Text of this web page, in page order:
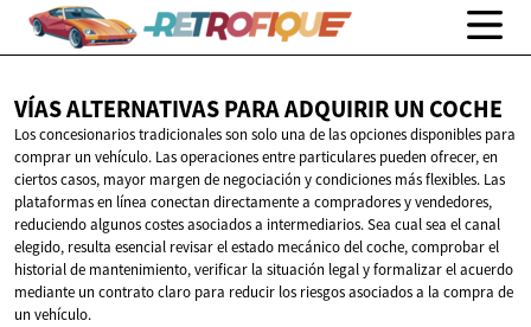
VÍAS ALTERNATIVAS PARA ADQUIRIRUN COCHE
Los concesionarios tradicionales son solo una de las opciones disponibles para
comprar un vehículo. Las operaciones entre particulares pueden ofrecer, en
ciertos casos, mayor margen de negociación y condiciones más flexibles. Las
plataformas en línea conectan directamente a compradores y vendedores,
reduciendo algunos costes asociados a intermediarios. Sea cual sea el canal
elegido, resulta esencial revisar el estado mecánico del coche, comprobar el
historial de mantenimiento, verificar la situación legal y formalizar el acuerdo
mediante un contrato claro para reducir los riesgos asociados a la compra de
un vehículo.